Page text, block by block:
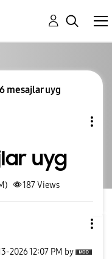
mesajlar uyg
uyg
187Views
202612:07 PM by